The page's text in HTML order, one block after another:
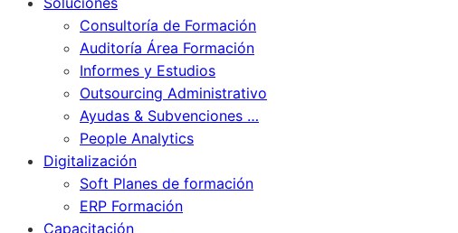
Consultoría de Formación
Auditoría Área Formación
Informes y Estudios
Outsourcing Administrativo
Ayudas & Subvenciones …
People Analytics
Digitalización
Soft Planes de formación
ERP Formación
Capacitación